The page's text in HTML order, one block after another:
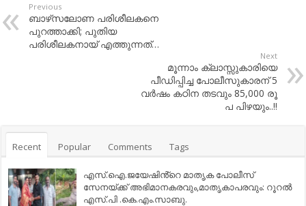
Previous
ബാഴ്‌സലോണ പരിശീലകനെ
പുറത്താക്കി; പുതിയ
പരിശീലകനായ് എത്തുന്നത്…
Next
മൂന്നാം ക്ലാസ്സുകാരിയെ
പീഡിപ്പിച്ച പോലീസുകാരന് 5
വര്‍ഷം കഠിന ത​ട​വും 85,000 രൂ​
പ പി​ഴ​യും..!!
Recent Popular Comments Tags
എസ്.ഐ.ജയേഷിൻ്റെ മാതൃക പോലീസ്
സേനയ്ക്ക് അഭിമാനകരവും,മാതൃകാപരവും: റൂറൽ
എസ്.പി .കെ.എം.സാബു.